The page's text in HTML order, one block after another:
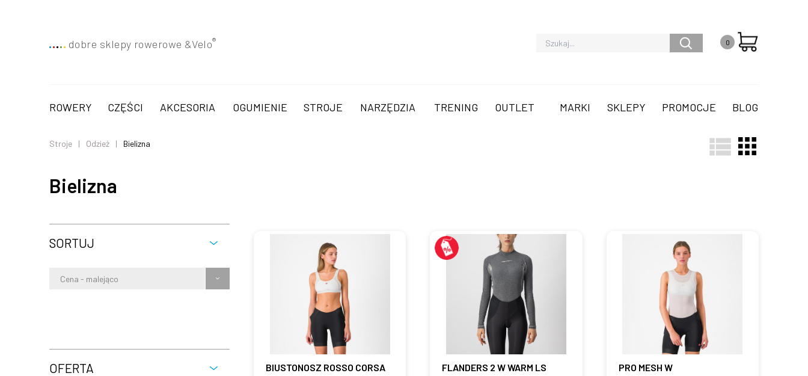
dobre sklepy rowerowe &Velo® 0
ROWERY CZĘŚCI AKCESORIA OGUMIENIE STROJE NARZĘDZIA TRENING OUTLET MARKI SKLEPY PROMOCJE BLOG
Stroje Odzież Bielizna
Bielizna
SORTUJ
Cena - malejąco
OFERTA BIUSTONOSZ ROSSO CORSA FLANDERS 2 W WARM LS PRO MESH W